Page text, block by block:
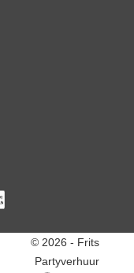
© 2026 - Frits
Partyverhuur